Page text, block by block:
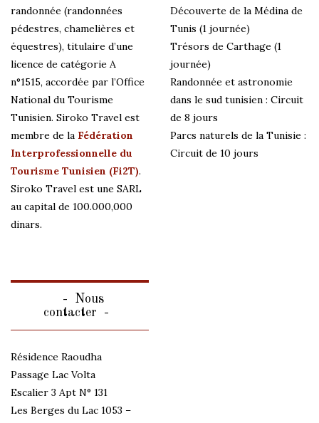
randonnée (randonnées
pédestres, chamelières et
équestres), titulaire d’une
licence de catégorie A
n°1515, accordée par l’Office
National du Tourisme
Tunisien. Siroko Travel est
membre de la Fédération
Interprofessionnelle du
Tourisme Tunisien (Fi2T).
Siroko Travel est une SARL
au capital de 100.000,000
dinars.
Découverte de la Médina de
Tunis (1 journée)
Trésors de Carthage (1
journée)
Randonnée et astronomie
dans le sud tunisien : Circuit
de 8 jours
Parcs naturels de la Tunisie :
Circuit de 10 jours
Nous
contacter
Résidence Raoudha
Passage Lac Volta
Escalier 3 Apt N° 131
Les Berges du Lac 1053 –